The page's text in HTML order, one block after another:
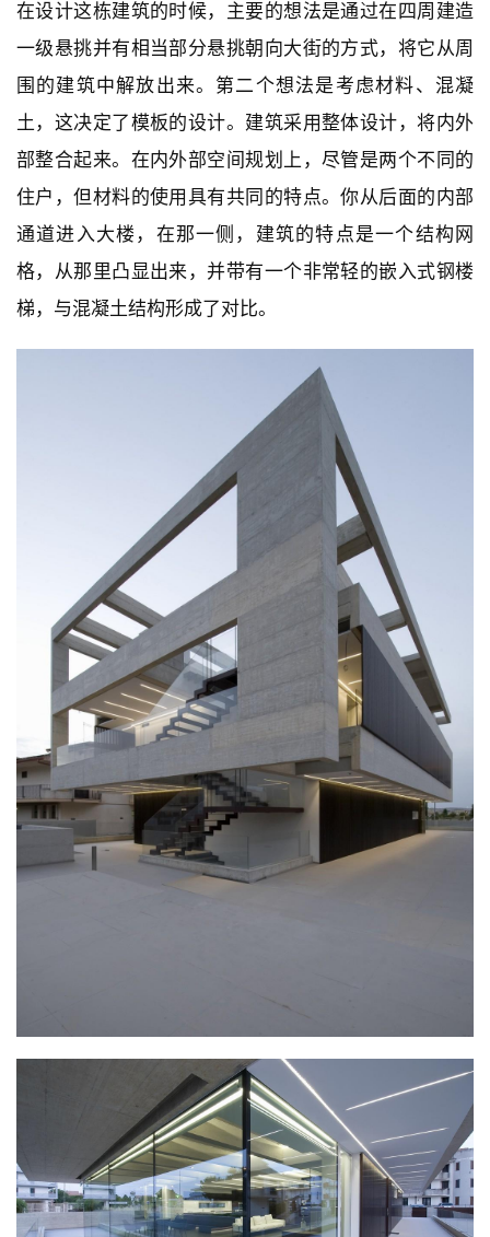
在设计这栋建筑的时候，主要的想法是通过在四周建造
一级悬挑并有相当部分悬挑朝向大街的方式，将它从周
围的建筑中解放出来。第二个想法是考虑材料、混凝
土，这决定了模板的设计。建筑采用整体设计，将内外
部整合起来。在内外部空间规划上，尽管是两个不同的
住户，但材料的使用具有共同的特点。你从后面的内部
通道进入大楼，在那一侧，建筑的特点是一个结构网
格，从那里凸显出来，并带有一个非常轻的嵌入式钢楼
梯，与混凝土结构形成了对比。